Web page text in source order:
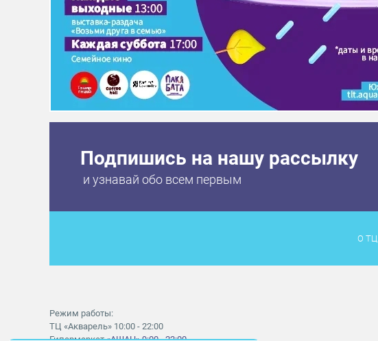
Подпишись на нашу рассылку
и узнавай обо всем первым
О ТЦ
Режим работы:
ТЦ «Акварель» 10:00 - 22:00